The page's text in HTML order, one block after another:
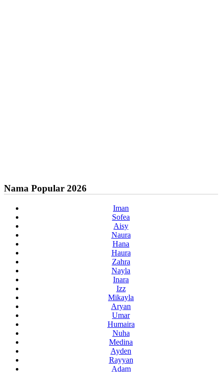
Nama Popular 2026
Iman
Sofea
Aisy
Naura
Hana
Haura
Zahra
Nayla
Inara
Izz
Mikayla
Aryan
Umar
Humaira
Nuha
Medina
Ayden
Rayyan
Adam